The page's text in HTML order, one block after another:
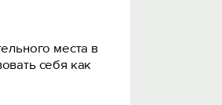
места в
себя как